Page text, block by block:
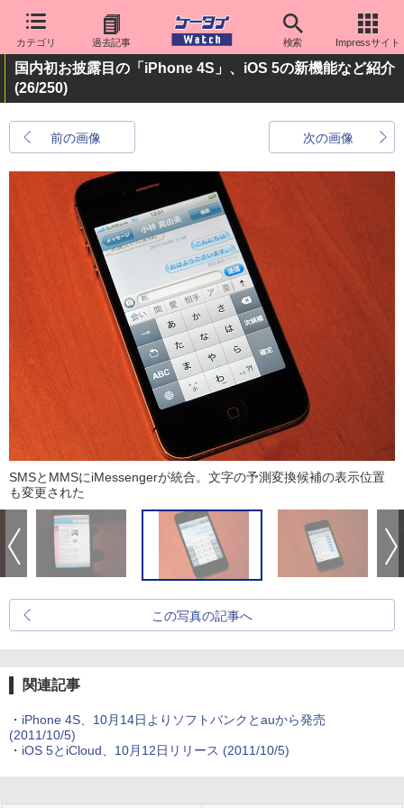
カテゴリ 過去記事 検索 Impressサイト
国内初お披露目の「iPhone 4S」、iOS 5の新機能など紹介
(26/250)
前の画像 次の画像
SMSとMMSにiMessengerが統合。文字の予測変換候補の表示位置
も変更された
この写真の記事へ
関連記事
・ iPhone 4S、10月14日よりソフトバンクとauから発売
(2011/10/5)
・ iOS 5とiCloud、10月12日リリース (2011/10/5)